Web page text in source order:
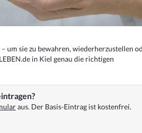
um sie zu bewahren, wiederherzustellen
in Kiel genau die richtigen
aus. Der Basis-Eintrag ist kostenfrei.